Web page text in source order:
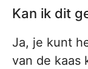
Kan ik dit
Ja, je kunt
van de kaas